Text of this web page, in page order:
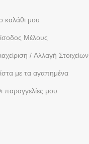
καλάθι μου
Μέλους
/ Aλλαγή Στοιχείων
με τα αγαπημένα
παραγγελίες μου